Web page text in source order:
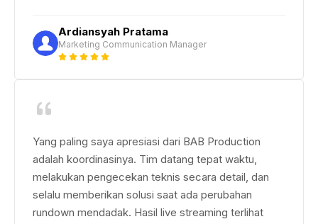
Ardiansyah Pratama
Marketing Communication Manager
Yang paling saya apresiasi dari BAB Production
adalah koordinasinya. Tim datang tepat waktu,
melakukan pengecekan teknis secara detail, dan
selalu memberikan solusi saat ada perubahan
rundown mendadak. Hasil live streaming terlihat